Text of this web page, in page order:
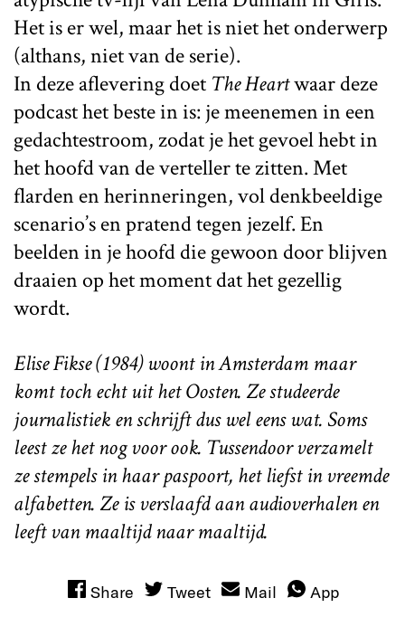
Het is er wel, maar het is niet het onderwerp
(althans, niet van de serie).
In deze aflevering doet The Heartwaar deze
podcast het beste in is: je meenemen in een
gedachtestroom, zodat je het gevoel hebt in
het hoofd van de verteller te zitten. Met
flarden en herinneringen, vol denkbeeldige
scenario’s en pratend tegen jezelf. En
beelden in je hoofd die gewoon door blijven
draaien op het moment dat het gezellig
wordt.
Elise Fikse (1984) woont in Amsterdam maar
komt toch echt uit het Oosten. Ze studeerde
journalistiek en schrijft dus wel eens wat. Soms
leest ze het nog voor ook. Tussendoor verzamelt
ze stempels in haar paspoort, het liefst in vreemde
alfabetten. Ze is verslaafd aan audioverhalen en
leeft van maaltijd naar maaltijd.
Share Tweet Mail App